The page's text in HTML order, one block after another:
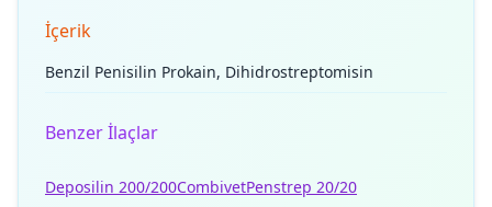
İçerik
Benzil Penisilin Prokain, Dihidrostreptomisin
Benzer İlaçlar
Deposilin 200/200CombivetPenstrep 20/20